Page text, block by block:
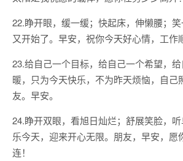
22.睁开眼，缓一缓；快起床，伸懒腰；
又开始了。早安，祝你今天好心情，工作
23.给自己一个目标，给自己一个希望，
暖，只为今天快乐，不为昨天烦恼，自己
友。早安。
24.睁开双眼，看旭日灿烂；舒展笑脸，
乐今天，迎来开心无限。朋友，早安，愿
连！